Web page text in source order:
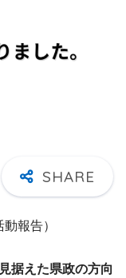
報告）
据えた県政の方向